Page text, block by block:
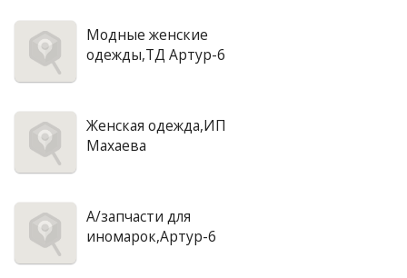
Модные женские
одежды,ТД Артур-6
Женская одежда,ИП
Махаева
А/запчасти для
иномарок,Артур-6